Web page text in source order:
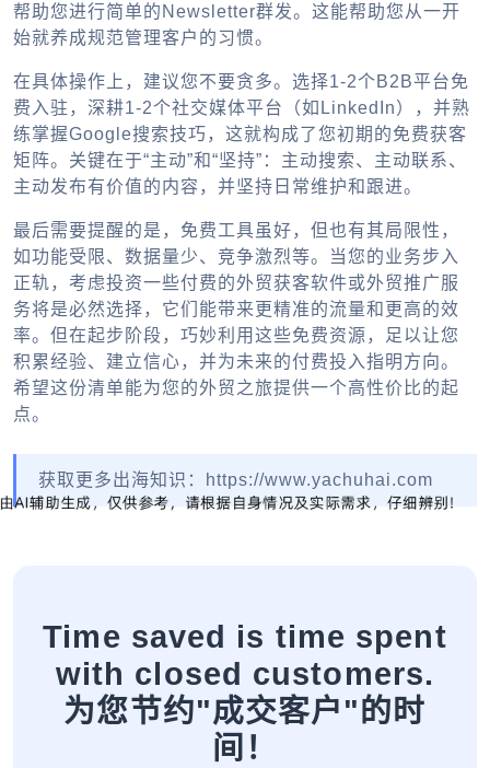
帮助您进行简单的Newsletter群发。这能帮助您从一开
始就养成规范管理客户的习惯。
在具体操作上，建议您不要贪多。选择1-2个B2B平台免
费入驻，深耕1-2个社交媒体平台（如LinkedIn），并熟
练掌握Google搜索技巧，这就构成了您初期的免费获客
矩阵。关键在于“主动”和“坚持”：主动搜索、主动联系、
主动发布有价值的内容，并坚持日常维护和跟进。
最后需要提醒的是，免费工具虽好，但也有其局限性，
如功能受限、数据量少、竞争激烈等。当您的业务步入
正轨，考虑投资一些付费的外贸获客软件或外贸推广服
务将是必然选择，它们能带来更精准的流量和更高的效
率。但在起步阶段，巧妙利用这些免费资源，足以让您
积累经验、建立信心，并为未来的付费投入指明方向。
希望这份清单能为您的外贸之旅提供一个高性价比的起
点。
获取更多出海知识：https://www.yachuhai.com
Time saved is time spent
with closed customers.
为您节约"成交客户"的时
间！